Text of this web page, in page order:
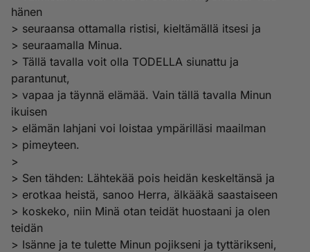
hänen
> seuraansa ottamalla ristisi, kieltämällä itsesi ja
> seuraamalla Minua.
> Tällä tavalla voit olla TODELLA siunattu ja
parantunut,
> vapaa ja täynnä elämää. Vain tällä tavalla Minun
ikuisen
> elämän lahjani voi loistaa ympärilläsi maailman
> pimeyteen.
>
> Sen tähden: Lähtekää pois heidän keskeltänsä ja
> erotkaa heistä, sanoo Herra, älkääkä saastaiseen
> koskeko, niin Minä otan teidät huostaani ja olen
teidän
> Isänne ja te tulette Minun pojikseni ja tyttärikseni,